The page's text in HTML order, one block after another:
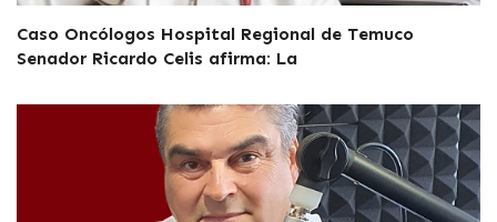
Caso Oncólogos Hospital Regional de Temuco
Senador Ricardo Celis afirma: La